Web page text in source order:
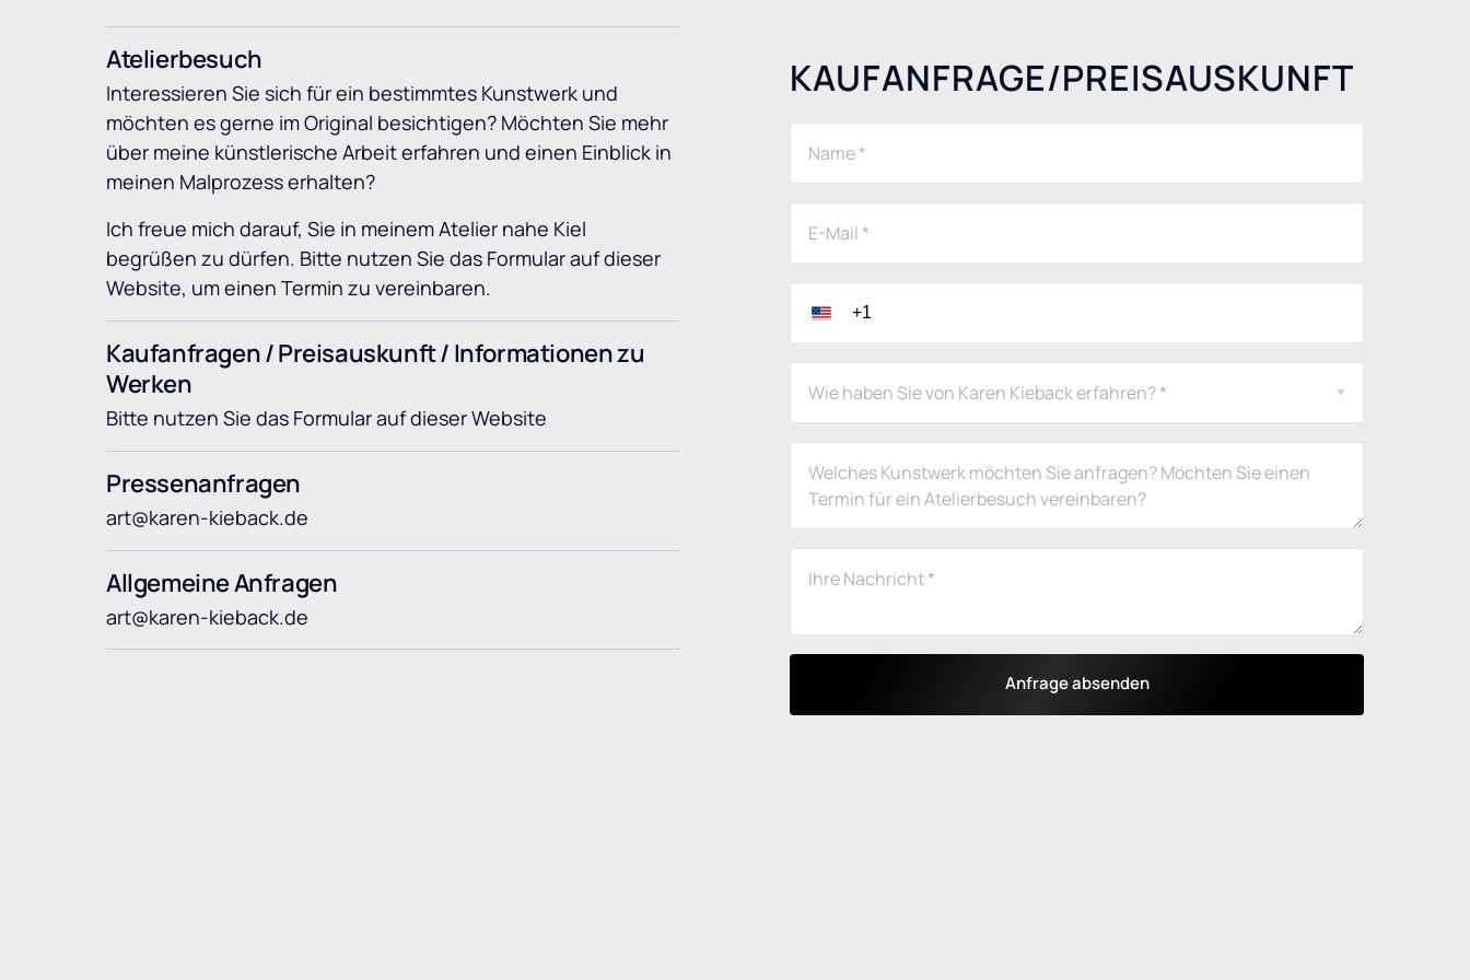
Atelierbesuch
Interessieren Sie sich für ein bestimmtes Kunstwerk und
möchten es gerne im Original besichtigen? Möchten Sie mehr
über meine künstlerische Arbeit erfahren und einen Einblick in
meinen Malprozess erhalten?
Ich freue mich darauf, Sie in meinem Atelier nahe Kiel
begrüßen zu dürfen. Bitte nutzen Sie das Formular auf dieser
Website, um einen Termin zu vereinbaren.
Kaufanfragen / Preisauskunft / Informationen zu
Werken
Bitte nutzen Sie das Formular auf dieser Website
Pressenanfragen
art@karen-kieback.de
Allgemeine Anfragen
art@karen-kieback.de
KAUFANFRAGE/PREISAUSKUNFT
Wie haben Sie von Karen Kieback erfahren? *
Anfrage absenden